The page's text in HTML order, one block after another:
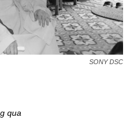
SONY DSC
qua